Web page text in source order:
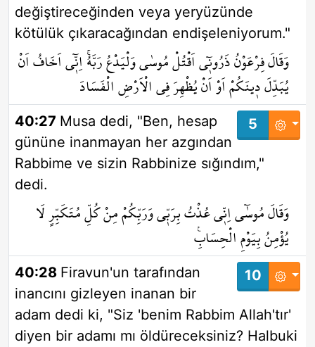
değiştireceğinden veya yeryüzünde
kötülük çıkaracağından endişeleniyorum."
وَقَالَ فِرْعَوْنُ ذَرُون۪ٓي اَقْتُلْ مُوسٰى وَلْيَدْعُ رَبَّهُۚ اِنّ۪ٓي اَخَافُ اَنْ
يُبَدِّلَ د۪ينَكُمْ اَوْ اَنْ يُظْهِرَ فِي الْاَرْضِ الْفَسَادَ
5
40:27 Musa dedi, "Ben, hesap
gününe inanmayan her azgından
Rabbime ve sizin Rabbinize sığındım,"
dedi.
وَقَالَ مُوسٰٓى اِنّ۪ي عُذْتُ بِرَبّ۪ي وَرَبِّكُمْ مِنْ كُلِّ مُتَكَبِّرٍ لَا
يُؤْمِنُ بِيَوْمِ الْحِسَابِ۟
10
40:28 Firavun'un tarafından
inancını gizleyen inanan bir
adam dedi ki, "Siz 'benim Rabbim Allah'tır'
diyen bir adamı mı öldüreceksiniz? Halbuki